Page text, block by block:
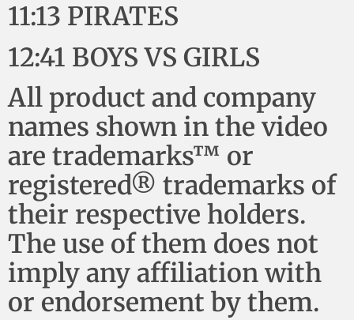
11:13 PIRATES
12:41 BOYS VS GIRLS
All product and company
names shown in the video
are trademarks™ or
registered® trademarks of
their respective holders.
The use of them does not
imply any affiliation with
or endorsement by them.